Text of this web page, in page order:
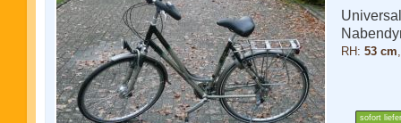
RH: 53 cm
sofort